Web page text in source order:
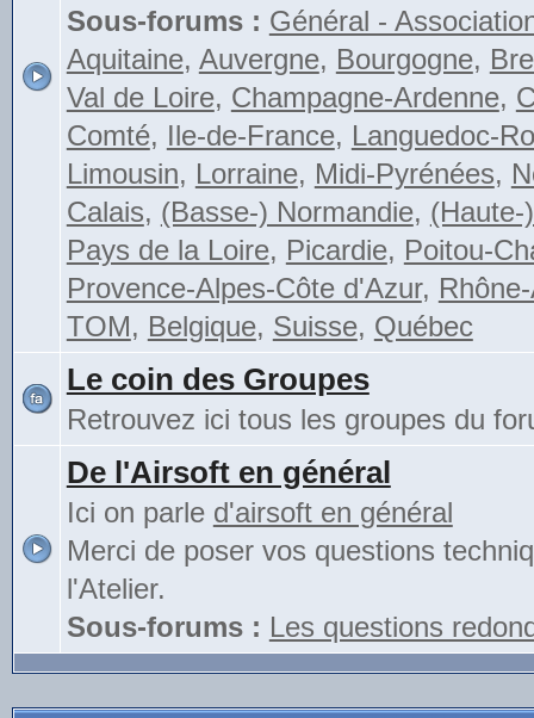
Sous-forums : Général -
Aquitaine, Auvergne, Bourgogne,
Val de Loire, Champagne-Ardenne,
Comté, Ile-de-France, Languedoc-
Limousin, Lorraine, Midi-Pyrénées,
Calais, (Basse-) Normandie, (Haute-
Pays de la Loire, Picardie, Poitou-
Provence-Alpes-Côte d'Azur,
TOM, Belgique, Suisse, Québec
Le coin des Groupes
Retrouvez ici tous les groupes du
De l'Airsoft en général
Ici on parle d'airsoft en général
Merci de poser vos questions
l'Atelier.
Sous-forums : Les questions